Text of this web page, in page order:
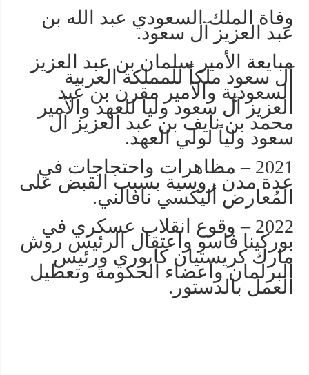
وفاة الملك السعودي عبد الله بن
عبد العزيز آل سعود.
مبايعة الأمير سلمان بن عبد العزيز
آل سعود ملكاً للمملكة العربية
السعودية والأمير مقرن بن عبد
العزيز آل سعود ولياً للعهد والأمير
محمد بن نايف بن عبد العزيز آل
سعود ولياً لولي العهد.
2021 – مظاهرات واحتجاجات في
عدة مدن روسية بسبب القبض على
المُعارض أليكسي نافالني.
2022 – وقوع انقلاب عسكري في
بوركينا فاسو واعتقال الرئيس روش
مارك كريستيان كابوري ورئيس
البرلمان وأعضاء الحكومة وتعطيل
العمل بالدستور.